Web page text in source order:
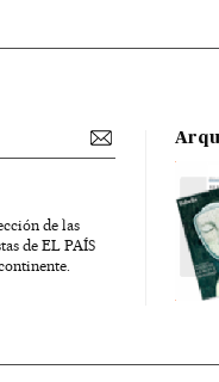
de las
de EL PAÍS